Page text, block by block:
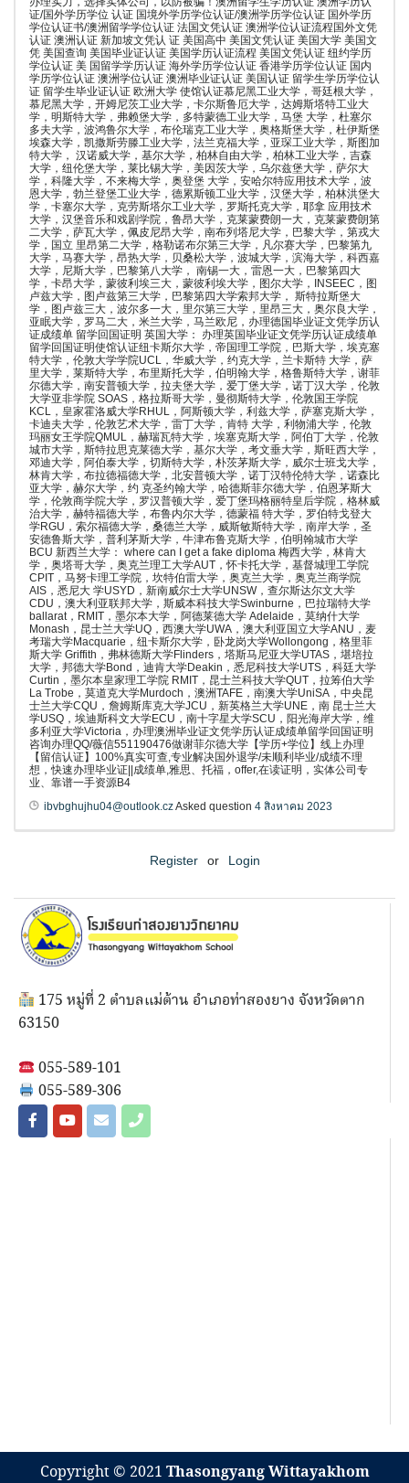
证/国外学历学位 认证 国境外学历学位认证/澳洲学历学位认证 国外学历
学位认证书/澳洲留学学位认证 法国文凭认证 澳洲学位认证流程国外文凭
认证 澳洲认证 新加坡文凭认 证 美国高中 美国文凭认证 美国大学 美国文
凭 美国查询 美国毕业证认证 美国学历认证流程 美国文凭认证 纽约学历
学位认证 美 国留学学历认证 海外学历学位认证 香港学历学位认证 国内
学历学位认证 澳洲学位认证 澳洲毕业证认证 美国认证 留学生学历学位认
证 留学生毕业证认证 欧洲大学 使馆认证慕尼黑工业大学，哥廷根大学，
慕尼黑大学，开姆尼茨工业大学，卡尔斯鲁厄大学，达姆斯塔特工业大
学，明斯特大学，弗赖堡大学，多特蒙德工业大学，马堡 大学，杜塞尔
多夫大学，波鸿鲁尔大学，布伦瑞克工业大学，奥格斯堡大学，杜伊斯堡
埃森大学，凯撒斯劳滕工业大学，法兰克福大学，亚琛工业大学，斯图加
特大学， 汉诺威大学，基尔大学，柏林自由大学，柏林工业大学，吉森
大学，纽伦堡大学，莱比锡大学，美因茨大学，乌尔兹堡大学，萨尔大
学，科隆大学，不来梅大学，奥登堡 大学，安哈尔特应用技术大学，波
恩大学，勃兰登堡工业大学，德累斯顿工业大学，汉堡大学，柏林洪堡大
学，卡塞尔大学，克劳斯塔尔工业大学，罗斯托克大学，耶拿 应用技术
大学，汉堡音乐和戏剧学院，鲁昂大学，克莱蒙费朗一大，克莱蒙费朗第
二大学，萨瓦大学，佩皮尼昂大学，南布列塔尼大学，巴黎大学，第戎大
学，国立 里昂第二大学，格勒诺布尔第三大学，凡尔赛大学，巴黎第九
大学，马赛大学，昂热大学，贝桑松大学，波城大学，滨海大学，科西嘉
大学，尼斯大学，巴黎第八大学， 南锡一大，雷恩一大，巴黎第四大
学，卡昂大学，蒙彼利埃三大，蒙彼利埃大学，图尔大学，INSEEC，图
卢兹大学，图卢兹第三大学，巴黎第四大学索邦大学， 斯特拉斯堡大
学，图卢兹三大，波尔多一大，里尔第三大学，里昂三大，奥尔良大学，
亚眠大学，罗马二大，米兰大学，马兰欧尼，办理德国毕业证文凭学历认
证成绩单 留学回国证明 英国大学： 办理英国毕业证文凭学历认证成绩单
留学回国证明使馆认证纽卡斯尔大学，帝国理工学院，巴斯大学，埃克塞
特大学，伦敦大学学院UCL，华威大学，约克大学，兰卡斯特 大学，萨
里大学，莱斯特大学，布里斯托大学，伯明翰大学，格鲁斯特大学，谢菲
尔德大学，南安普顿大学，拉夫堡大学，爱丁堡大学，诺丁汉大学，伦敦
大学亚非学院 SOAS，格拉斯哥大学，曼彻斯特大学，伦敦国王学院
KCL，皇家霍洛威大学RHUL，阿斯顿大学，利兹大学，萨塞克斯大学，
卡迪夫大学，伦敦艺术大学，雷丁大学，肯特 大学，利物浦大学，伦敦
玛丽女王学院QMUL，赫瑞瓦特大学，埃塞克斯大学，阿伯丁大学，伦敦
城市大学，斯特拉思克莱德大学，基尔大学，考文垂大学，斯旺西大学，
邓迪大学，阿伯泰大学，切斯特大学，朴茨茅斯大学，威尔士班戈大学，
林肯大学，布拉德福德大学，北安普顿大学，诺丁汉特伦特大学，诺森比
亚大学，赫尔大学，约 克圣约翰大学，哈德斯菲尔德大学，伯恩茅斯大
学，伦敦商学院大学，罗汉普顿大学，爱丁堡玛格丽特皇后学院，格林威
治大学，赫特福德大学，布鲁内尔大学，德蒙福 特大学，罗伯特戈登大
学RGU，索尔福德大学，桑德兰大学，威斯敏斯特大学，南岸大学，圣
安德鲁斯大学，普利茅斯大学，牛津布鲁克斯大学，伯明翰城市大学
BCU 新西兰大学： where can I get a fake diploma 梅西大学，林肯大
学，奥塔哥大学，奥克兰理工大学AUT，怀卡托大学，基督城理工学院
CPIT，马努卡理工学院，坎特伯雷大学，奥克兰大学，奥克兰商学院
AIS，悉尼大 学USYD，新南威尔士大学UNSW，查尔斯达尔文大学
CDU，澳大利亚联邦大学，斯威本科技大学Swinburne，巴拉瑞特大学
ballarat，RMIT，墨尔本大学，阿德莱德大学 Adelaide，莫纳什大学
Monash，昆士兰大学UQ，西澳大学UWA，澳大利亚国立大学ANU，麦
考瑞大学Macquarie，纽卡斯尔大学，卧龙岗大学Wollongong，格里菲
斯大学 Griffith，弗林德斯大学Flinders，塔斯马尼亚大学UTAS，堪培拉
大学，邦德大学Bond，迪肯大学Deakin，悉尼科技大学UTS，科廷大学
Curtin，墨尔本皇家理工学院 RMIT，昆士兰科技大学QUT，拉筹伯大学
La Trobe，莫道克大学Murdoch，澳洲TAFE，南澳大学UniSA，中央昆
士兰大学CQU，詹姆斯库克大学JCU，新英格兰大学UNE，南 昆士兰大
学USQ，埃迪斯科文大学ECU，南十字星大学SCU，阳光海岸大学，维
多利亚大学Victoria，办理澳洲毕业证文凭学历认证成绩单留学回国证明
咨询办理QQ/薇信551190476做谢菲尔德大学【学历+学位】线上办理
【留信认证】100%真实可查,专业解决国外退学/未顺利毕业/成绩不理
想，快速办理毕业证||成绩单,雅思、托福，offer,在读证明，实体公司专
业、靠谱一手资源B4
ibvbghujhu04@outlook.czAsked question 4 สิงหาคม 2023
Register or Login
175 หมู่ที่ 2 ตำบลแม่ต้าน อำเภอท่าสองยาง จังหวัดตาก
63150
055-589-101
055-589-306
Copyright © 2021 Thasongyang Wittayakhom